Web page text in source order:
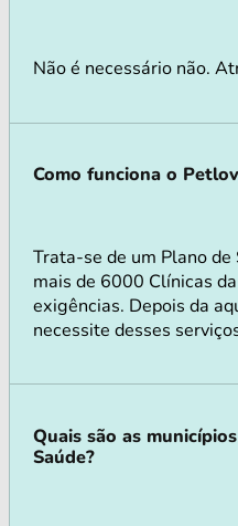
Não é necessário não.
Como funciona o
Trata-se de um Plano
mais de 6000 Clínicas
exigências. Depois da
necessite desses
Quais são as
Saúde?